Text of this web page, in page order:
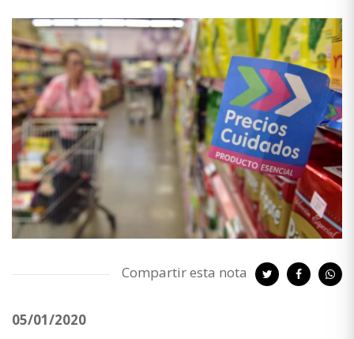
Compartir esta nota
05/01/2020